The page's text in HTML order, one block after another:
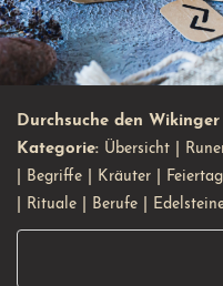
Durchsuche den
Kategorie: Übersicht
Begriffe Kräuter
Rituale Berufe